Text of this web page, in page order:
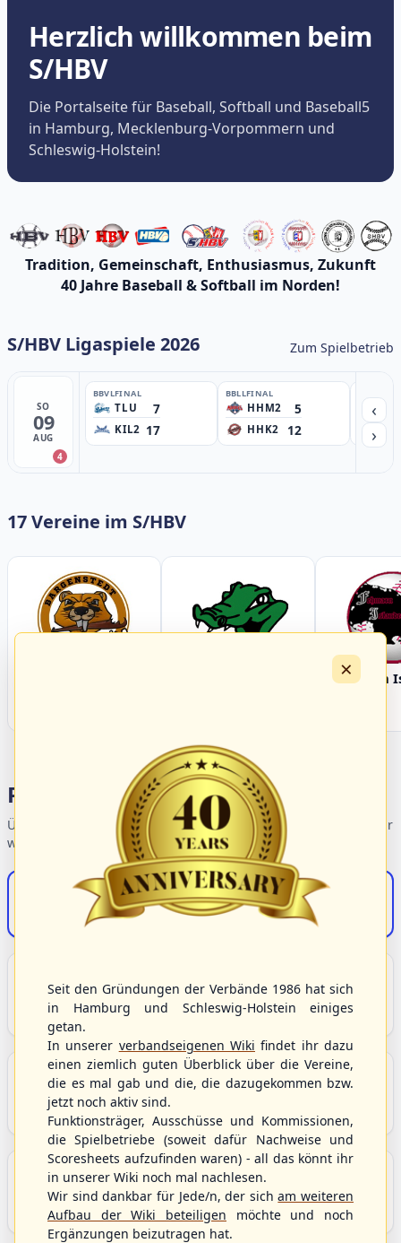
Herzlich willkommen beim
S/HBV
Die Portalseite für Baseball, Softball und Baseball5
in Hamburg, Mecklenburg-Vorpommern und
Schleswig-Holstein!
Tradition, Gemeinschaft, Enthusiasmus, Zukunft
40 Jahre Baseball & Softball im Norden!
S/HBV Ligaspiele 2026 Zum Spielbetrieb
SO
09
AUG
4
BBVLFINAL
TLU 7
KIL2 17
BBLLFINAL
HHM2 5
HHK2 12
‹
›
17 Vereine im S/HBV
Fehmarn
Portalbereiche
Übersicht der Verbandsbereiche – wählen Sie einen Einstieg für
weiterführende Informationen.
S/HBV-Shop
Der Onlineshop des S/HBV
Grundlagen und Hintergründe zu Baseball, Softball
und Baseball5.
Berichte und Neuigkeiten
Aktuelle Meldungen, Berichte und Nachrichten aus
dem S/HBV, Deutschland und der Welt.
Aktuelle und anstehende Livestreams
Übersicht aller aktuell angebotenen Livestreams für
Baseball, Softball und Baseball5.
×
Seit den Gründungen der Verbände 1986 hat sich
in Hamburg und Schleswig-Holstein einiges
getan.
In unserer verbandseigenen Wiki findet ihr dazu
einen ziemlich guten Überblick über die Vereine,
die es mal gab und die, die dazugekommen bzw.
jetzt noch aktiv sind.
Funktionsträger, Ausschüsse und Kommissionen,
die Spielbetriebe (soweit dafür Nachweise und
Scoresheets aufzufinden waren) - all das könnt ihr
in unserer Wiki noch mal nachlesen.
Wir sind dankbar für Jede/n, der sicham weiteren
Aufbau der Wiki beteiligen möchte und noch
Ergänzungen beizutragen hat.